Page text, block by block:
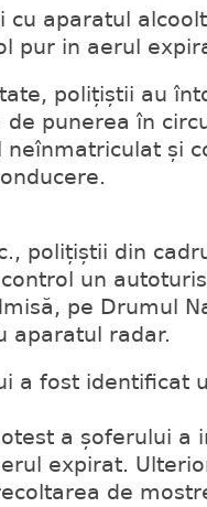
cu aparatul
pur in aerul
polițiștii au
punerea în
neînmatriculat și
polițiștii din
un
pe Drumul
aparatul radar.
a fost identificat
a șoferului a
expirat.
de